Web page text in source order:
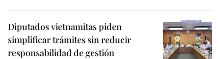
Diputados vietnamitas piden
simplificar trámites sin reducir
responsabilidad de gestión